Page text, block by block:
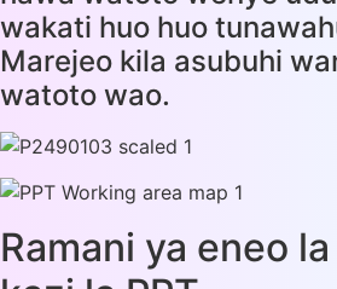
wakati huo huo
Marejeo kila asubuhi
watoto wao.
Ramani ya eneo